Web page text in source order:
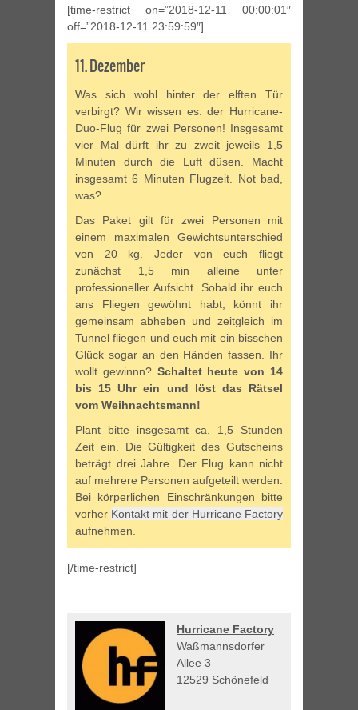
[time-restrict on=”2018-12-11 00:00:01″
off=”2018-12-11 23:59:59″]
11. Dezember
Was sich wohl hinter der elften Tür
verbirgt? Wir wissen es: der Hurricane-
Duo-Flug für zwei Personen! Insgesamt
vier Mal dürft ihr zu zweit jeweils 1,5
Minuten durch die Luft düsen. Macht
insgesamt 6 Minuten Flugzeit. Not bad,
was?
Das Paket gilt für zwei Personen mit
einem maximalen Gewichtsunterschied
von 20 kg. Jeder von euch fliegt
zunächst 1,5 min alleine unter
professioneller Aufsicht. Sobald ihr euch
ans Fliegen gewöhnt habt, könnt ihr
gemeinsam abheben und zeitgleich im
Tunnel fliegen und euch mit ein bisschen
Glück sogar an den Händen fassen. Ihr
wollt gewinnn?Schaltet heute von 14
bis 15 Uhr ein und löst das Rätsel
vom Weihnachtsmann!
Plant bitte insgesamt ca. 1,5 Stunden
Zeit ein. Die Gültigkeit des Gutscheins
beträgt drei Jahre. Der Flug kann nicht
auf mehrere Personen aufgeteilt werden.
Bei körperlichen Einschränkungen bitte
vorher Kontakt mit der Hurricane Factory
aufnehmen.
[/time-restrict]
Hurricane Factory
Waßmannsdorfer
Allee 3
12529 Schönefeld